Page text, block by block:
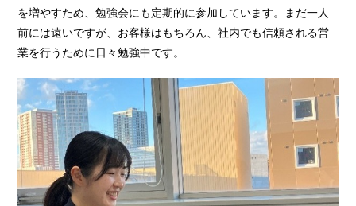
を増やすため、勉強会にも定期的に参加しています。まだ一人
前には遠いですが、お客様はもちろん、社内でも信頼される営
業を行うために日々勉強中です。